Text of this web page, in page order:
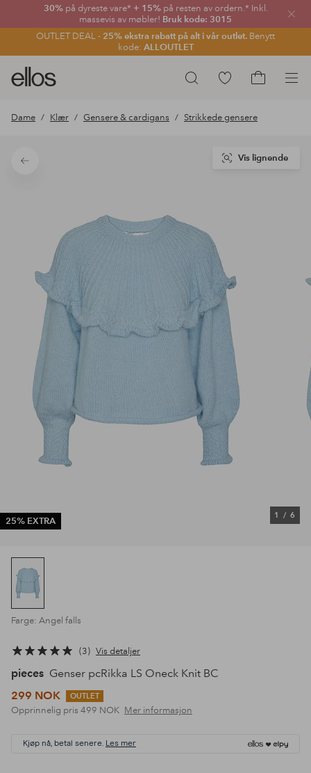
30% på dyreste vare* + 15%på resten av ordern.* Inkl.
massevis av møbler! Bruk kode: 3015
OUTLET DEAL - 25% ekstra rabatt på alt i vår outlet. Benytt
kode: ALLOUTLET
Lukk
Søk
Ellos
logo
gå
forsiden
Gå
favorittmerkede
produkter
Dame Klær Gensere & cardigans Strikkede gensere
Tilbake
25% EXTRA
1 / 6
Vis lignende
Farge: Angel falls
3 Vis detaljer
pieces Genser pcRikka LS Oneck Knit BC
299 NOK
OUTLET
Opprinnelig pris 499 NOK Mer informasjon
Kjøp nå, betal senere. Les mer